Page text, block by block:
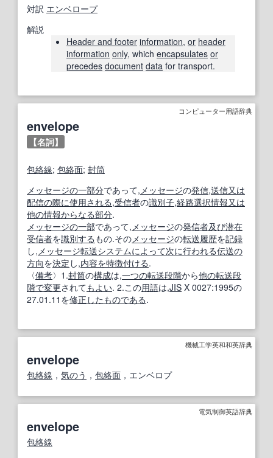
対訳 エンベロープ
解説
Header and footer information, or header
information only, which encapsulates or
precedes document data for transport.
コンピューター用語辞典
envelope
【名詞】
包絡線; 包絡面; 封筒
メッセージの一部分であって, メッセージの発信,送信又は
配信の際に使用される,受信者の識別子,経路選択情報又は
他の情報からなる部分.
メッセージの一部であって, メッセージの発信者及び潜在
受信者を識別する もの.その メッセージの転送履歴を記録
し, メッセージ転送システムによって次に行われる伝送の
方向を決定 し,内容を特徴付ける.
〈備考〉1.封筒の構成は,一つの転送段階から他の転送段
階で変更されてもよい. 2.この用語は,JIS X 0027:1995の
27.01.11を修正したものである.
機械工学英和和英辞典
envelope
包絡線 ， 気のう ， 包絡面 ，エンベロプ
電気制御英語辞典
envelope
包絡線